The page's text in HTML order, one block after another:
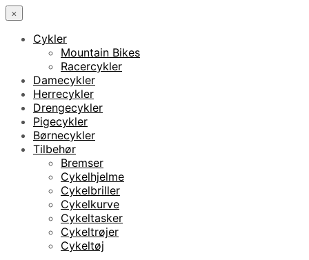
×
Cykler
Mountain Bikes
Racercykler
Damecykler
Herrecykler
Drengecykler
Pigecykler
Børnecykler
Tilbehør
Bremser
Cykelhjelme
Cykelbriller
Cykelkurve
Cykeltasker
Cykeltrøjer
Cykeltøj